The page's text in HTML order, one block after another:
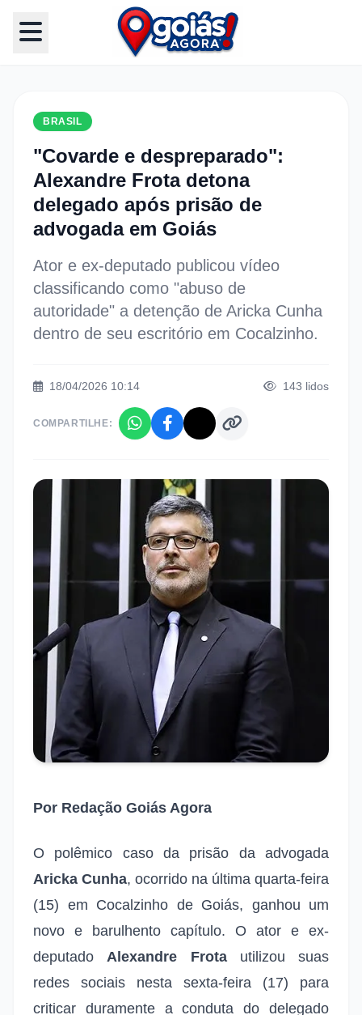
BRASIL
"Covarde e despreparado":
Alexandre Frota detona
delegado após prisão de
advogada em Goiás
Ator e ex-deputado publicou vídeo
classificando como "abuso de
autoridade" a detenção de Aricka Cunha
dentro de seu escritório em Cocalzinho.
18/04/2026 10:14 143 lidos
COMPARTILHE:
Por Redação Goiás Agora
O polêmico caso da prisão da advogada
Aricka Cunha, ocorrido na última quarta-feira
(15) em Cocalzinho de Goiás, ganhou um
novo e barulhento capítulo. O ator e ex-
deputadoAlexandre Frotautilizou suas
redes sociais nesta sexta-feira (17) para
criticar duramente a conduta do delegado